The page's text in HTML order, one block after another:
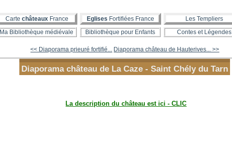
Carte châteauxFrance Eglises Fortifiées France Les Templiers
Ma Bibliothèque médiévale Bibliothèque pour Enfants Contes et Légendes
<< Diaporama prieuré fortifié... Diaporama château de Hauterives... >>
Diaporama château de La Caze - Saint Chély du Tarn
La description du château est ici - CLIC